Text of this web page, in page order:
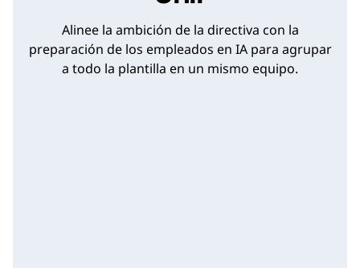
Alinee la ambición de la directiva con la
preparación de los empleados en IA para agrupar
a todo la plantilla en un mismo equipo.